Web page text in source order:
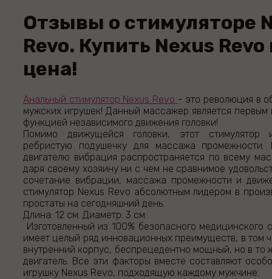
Отзывы о стимуляторе
Revo. Купить Nexus
цена!
Анальный стимулятор Nexus Revo - это революция в
мужских игрушек! Данный массажер является
функцией независимого движения головки!
Помимо движущейся головки, этот стимулятор
ребристую подушечку для массажа промежности.
двигателю вибрация распространяется по всему
даря своему хозяину ни с чем не сравнимое
сочетание вибрации, массажа промежности и
стимулятор Nexus Revo абсолютным лидером в
простаты на сегодняшний день.
Длина: 12 см. Диаметр: 3 см.
Изготовленный из 100% безопасного медицинского
имеет целый ряд инновационных преимуществ, в том
внутренний корпус, беспрецедентно мощный, но в то
двигатель. Все эти факторы вместе составляют
игрушку Nexus Revo, подходящую каждому мужчине.